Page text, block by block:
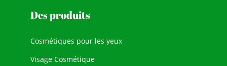
Des produits
Cosmétiques pour les yeux
Visage Cosmétique